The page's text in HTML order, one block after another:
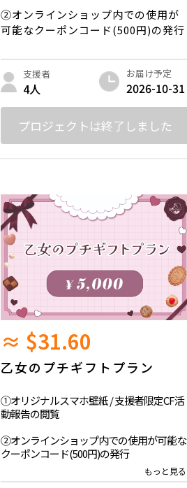
②オンラインショップ内での使用が
可能なクーポンコード(500円)の発行
支援者
4人
お届け予定
2026-10-31
プロジェクトは終了しました
≈ $31.60
乙女のプチギフトプラン
①オリジナルスマホ壁紙 / 支援者限定CF活
動報告の閲覧
②オンラインショップ内での使用が可能な
クーポンコード(500円)の発行
③【本プラン限定】オリジナルデザインの